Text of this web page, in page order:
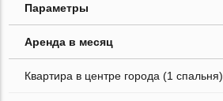
Параметры
Аренда в месяц
Квартира в центре города (1 спальня)